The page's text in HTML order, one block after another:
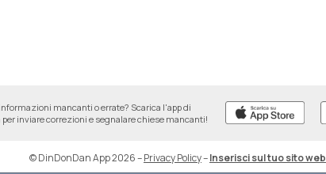
mancanti o errate? Scarica l'app di
per inviare correzioni e segnalare chiese mancanti!
© DinDonDan App 2026–Privacy Policy–Inserisci sul tuo sito web